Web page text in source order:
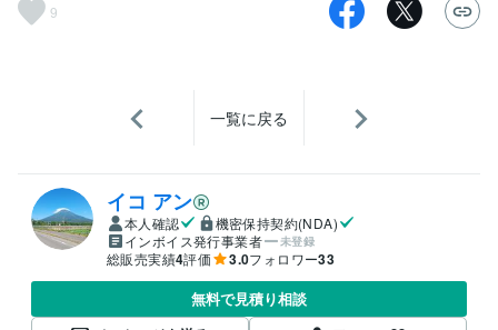
9
一覧に戻る
イコ アン
本人確認
機密保持契約(NDA)
インボイス発行事業者
未登録
総販売実績4評価 3.0フォロワー33
無料で見積り相談